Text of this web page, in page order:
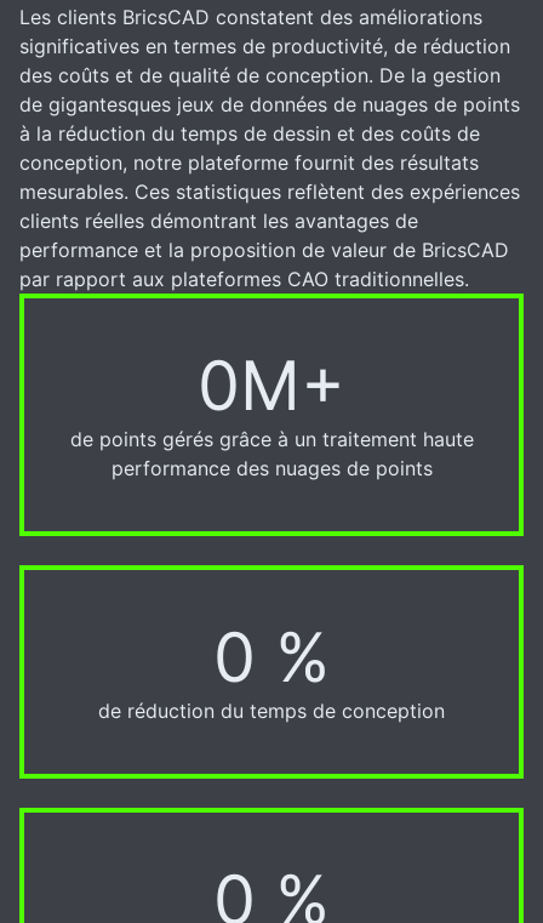
Les clients BricsCAD constatent des améliorations
significatives en termes de productivité, de réduction
des coûts et de qualité de conception. De la gestion
de gigantesques jeux de données de nuages de points
à la réduction du temps de dessin et des coûts de
conception, notre plateforme fournit des résultats
mesurables. Ces statistiques reflètent des expériences
clients réelles démontrant les avantages de
performance et la proposition de valeur de BricsCAD
par rapport aux plateformes CAO traditionnelles.
0M+
de points gérés grâce à un traitement haute
performance des nuages de points
0 %
20 %
de réduction du temps de conception
0 %
50 %